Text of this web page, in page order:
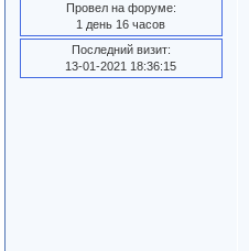
Провел на форуме:
1 день 16 часов
Последний визит:
13-01-2021 18:36:15